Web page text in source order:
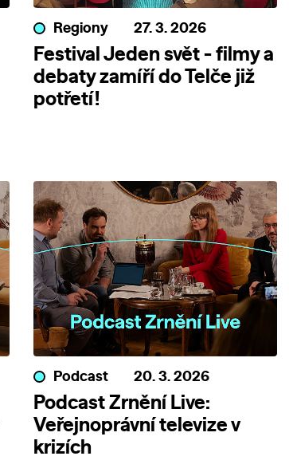
Regiony 27. 3. 2026
Festival Jeden svět - filmy a
debaty zamíří do Telče již
potřetí!
Podcast 20. 3. 2026
Podcast Zrnění Live:
Veřejnoprávní televize v
krizích